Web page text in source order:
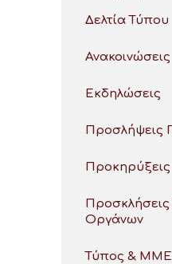
Δελτία Τύπου
Ανακοινώσεις
Εκδηλώσεις
Προσλήψεις
Προκηρύξεις
Οργάνων
Τύπος & ΜΜΕ